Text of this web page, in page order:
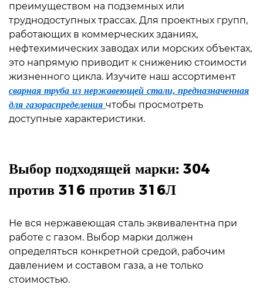
в
разных
отраслях
7
Как
найти
сертифицированную
газовую
нержавеющей
преимуществом на подземных или
труднодоступных трассах. Для проектных групп,
работающих в коммерческих зданиях,
нефтехимических заводах или морских объектах,
это напрямую приводит к снижению стоимости
жизненного цикла. Изучите наш ассортимент
сварная труба из нержавеющей стали, предназначенная
для газораспределения чтобы просмотреть
доступные характеристики.
Выбор подходящей марки: 304
против 316 против 316Л
Не вся нержавеющая сталь эквивалентна при
работе с газом. Выбор марки должен
определяться конкретной средой, рабочим
давлением и составом газа, а не только
стоимостью.